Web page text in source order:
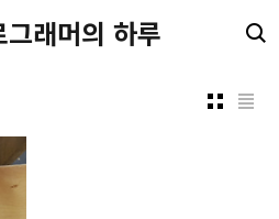
래머의 하루